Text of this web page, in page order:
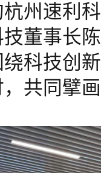
州速利
董事长
科技创
共同擘